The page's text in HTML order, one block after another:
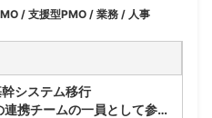
/ 支援型PMO / 業務 / 人事
システム移行
携チームの一員として参